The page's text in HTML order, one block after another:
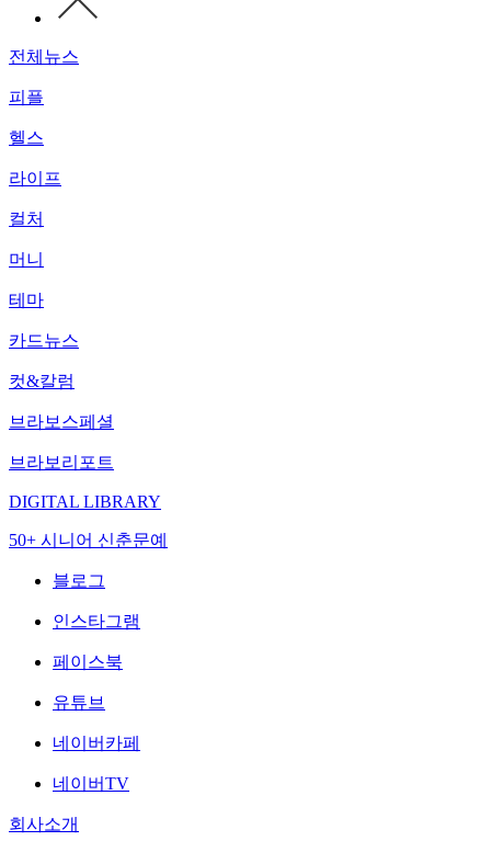
전체뉴스
피플
헬스
라이프
컬처
머니
테마
카드뉴스
컷&칼럼
브라보스페셜
브라보리포트
DIGITAL LIBRARY
50+ 시니어 신춘문예
블로그
인스타그램
페이스북
유튜브
네이버카페
네이버TV
회사소개